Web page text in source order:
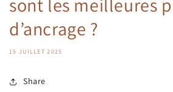
sont les meilleures
d’ancrage ?
15 JUILLET 2025
Share